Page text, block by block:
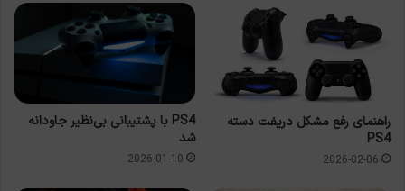
راهنمای رفع مشکل دریفت دسته
PS4
2026-02-06
PS4 با پشتیبانی بی‌نظیر جاودانه
شد
2026-01-10